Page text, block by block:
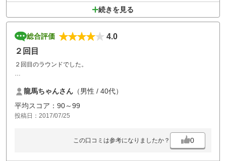
続きを見る
総合評価
4.0
２回目
２回目のラウンドでした。
龍馬ちゃんさん （男性 / 40代）
平均スコア：90～99
投稿日：2017/07/25
この口コミは参考になりましたか？ 0